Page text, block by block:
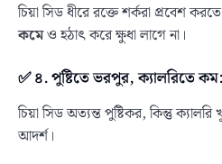
চিয়া সিড ধীরে রক্তে শর্করা প্রবেশ
কমেও হঠাৎ করে ক্ষুধা লাগে না।
✅ ৪. পুষ্টিতে ভরপুর, ক্যালরিতে কম:
চিয়া সিড অত্যন্ত পুষ্টিকর, কিন্তু
আদর্শ।